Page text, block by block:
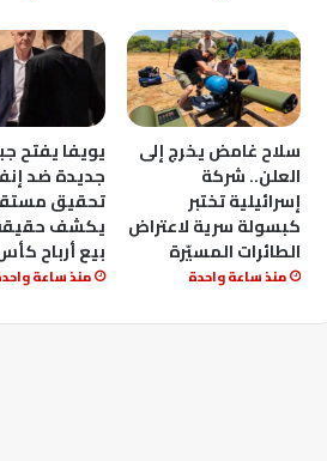
سلاح غامض يخرج إلى
العلن.. شركة
إسرائيلية تختبر
كبسولة سرية لاعتراض
الطائرات المسيّرة
منذ ساعة واحدة
يويفا يفتح
جديدة ضد
تحقيق
يكشف
بيع أرباح
منذ ساعة